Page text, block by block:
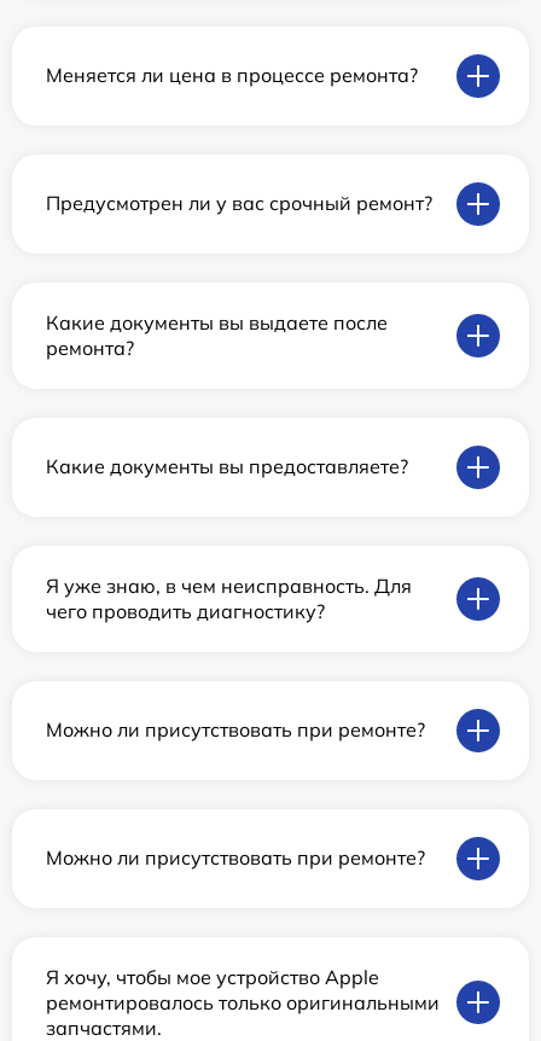
Меняется ли цена в процессе ремонта?
Предусмотрен ли у вас срочный ремонт?
Какие документы вы выдаете после
ремонта?
Какие документы вы предоставляете?
Я уже знаю, в чем неисправность. Для
чего проводить диагностику?
Можно ли присутствовать при ремонте?
Можно ли присутствовать при ремонте?
Я хочу, чтобы мое устройство Apple
ремонтировалось только оригинальными
запчастями.